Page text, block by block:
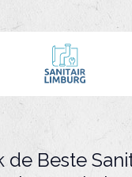
de Beste